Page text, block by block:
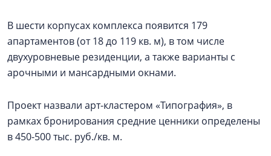
В шести корпусах комплекса появится 179
апартаментов (от 18 до 119 кв. м), в том числе
двухуровневые резиденции, а также варианты с
арочными и мансардными окнами.
Проект назвали арт-кластером «Типография», в
рамках бронирования средние ценники определены
в 450-500 тыс. руб./кв. м.